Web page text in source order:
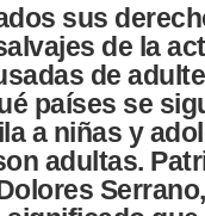
sus
de la
de
países se
a niñas y
adultas.